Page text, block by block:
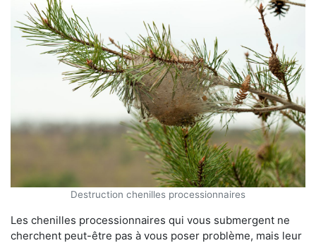
Destruction chenilles processionnaires
Les chenilles processionnaires qui vous submergent ne
cherchent peut-être pas à vous poser problème, mais leur